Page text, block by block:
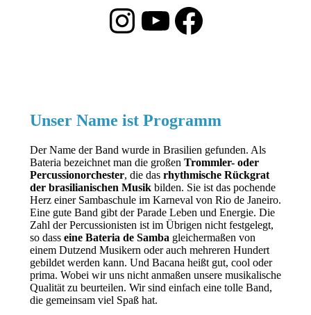
Instagram
YouTube
Facebook
Unser Name ist Programm
Der Name der Band wurde in Brasilien gefunden. Als
Bateria bezeichnet man die großen Trommler- oder
Percussionorchester, die das rhythmische Rückgrat
der brasilianischen Musikbilden. Sie ist das pochende
Herz einer Sambaschule im Karneval von Rio de Janeiro.
Eine gute Band gibt der Parade Leben und Energie. Die
Zahl der Percussionisten ist im Übrigen nicht festgelegt,
so dass eine Bateria de Samba gleichermaßen von
einem Dutzend Musikern oder auch mehreren Hundert
gebildet werden kann. Und Bacana heißt gut, cool oder
prima. Wobei wir uns nicht anmaßen unsere musikalische
Qualität zu beurteilen. Wir sind einfach eine tolle Band,
die gemeinsam viel Spaß hat.